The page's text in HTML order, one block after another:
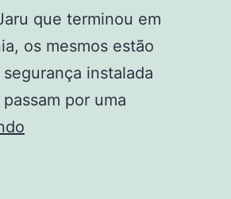
que terminou em
os mesmos estão
instalada
por uma